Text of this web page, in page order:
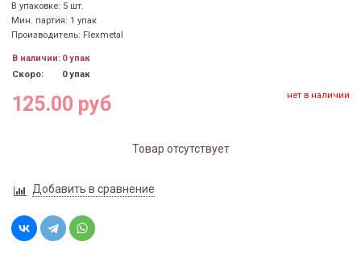
В упаковке: 5 шт.
Мин. партия: 1 упак
Производитель: Flexmetal
В наличии: 0 упак
Скоро:
0 упак
125.00 руб нет в наличии
Товар отсутствует
Добавить в сравнение